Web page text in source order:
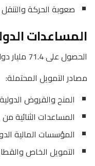
صعوبة الحركة والتنقل
المساعدات
الحصول على 71.4 مليار دولار يواجه تحديات ضخمة:
مصادر التمويل المحتملة:
المنح والقروض الدولية
المساعدات الثنائية
المؤسسات المالية
التمويل الخاص